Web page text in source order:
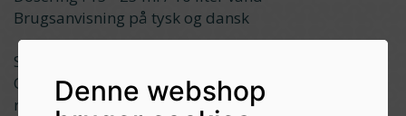
Denne webshop
Brugsanvisning på tysk og dansk
Se yderligere dansk brugsvejledning på flasken.
OBS: BLAND IKKE STAR SAN HB ™ med klorerede
rengøringsmidler som klorgas vil medføre.